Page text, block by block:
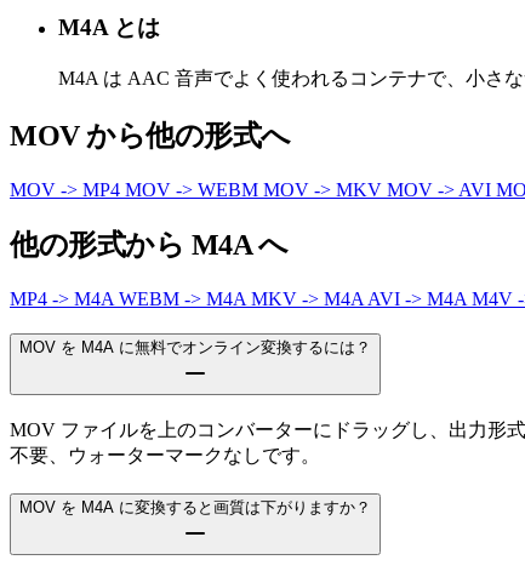
M4A とは
M4A は AAC 音声でよく使われるコンテナで、小さ
MOV から他の形式へ
MOV -> MP4 MOV -> WEBM MOV -> MKV MOV -> AVI
他の形式から M4A へ
MP4 -> M4A WEBM -> M4A MKV -> M4A AVI -> M4A M4V
MOV を M4A に無料でオンライン変換するには？
MOV ファイルを上のコンバーターにドラッグし、出力形
不要、ウォーターマークなしです。
MOV を M4A に変換すると画質は下がりますか？